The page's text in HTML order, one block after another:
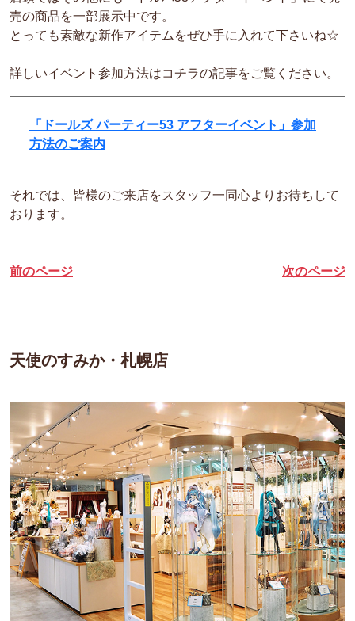
売の商品を一部展示中です。
とっても素敵な新作アイテムをぜひ手に入れて下さいね☆
詳しいイベント参加方法はコチラの記事をご覧ください。
「ドールズ パーティー53 アフターイベント」参加
方法のご案内
それでは、皆様のご来店をスタッフ一同心よりお待ちして
おります。
前のページ 次のページ
天使のすみか・札幌店